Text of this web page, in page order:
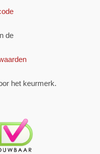
de
het keurmerk.